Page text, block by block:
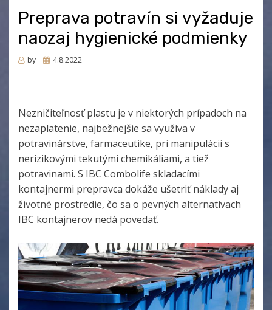
Preprava potravín si vyžaduje
naozaj hygienické podmienky
by
Posted
4.8.2022
Nezničiteľnosť plastu je v niektorých prípadoch na
nezaplatenie, najbežnejšie sa využíva v
potravinárstve, farmaceutike, pri manipulácii s
nerizikovými tekutými chemikáliami, a tiež
potravinami. S IBC Combolife skladacími
kontajnermi prepravca dokáže ušetriť náklady aj
životné prostredie, čo sa o pevných alternatívach
IBC kontajnerov nedá povedať.